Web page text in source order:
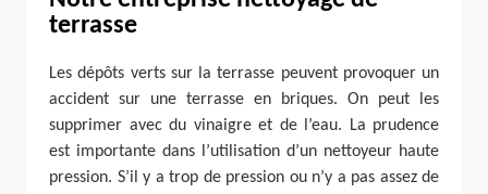
terrasse
Les dépôts verts sur la terrasse peuvent provoquer un
accident sur une terrasse en briques. On peut les
supprimer avec du vinaigre et de l’eau. La prudence
est importante dans l’utilisation d’un nettoyeur haute
pression. S’il y a trop de pression ou n’y a pas assez de